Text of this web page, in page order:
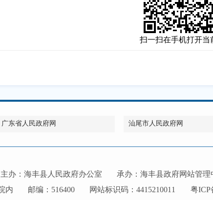
扫一扫在手机打开当
广东省人民政府网 汕尾市人民政府网
主办：海丰县人民政府办公室
承办：海丰县政府网站管理
内
邮编：516400 网站标识码：4415210011 粤ICP